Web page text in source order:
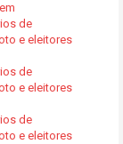
de
e eleitores
de
e eleitores
de
e eleitores